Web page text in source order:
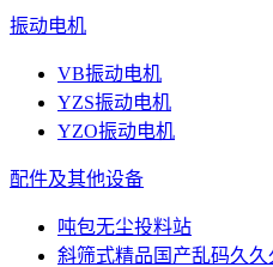
振动电机
VB振动电机
YZS振动电机
YZO振动电机
配件及其他设备
吨包无尘投料站
斜筛式精品国产乱码久